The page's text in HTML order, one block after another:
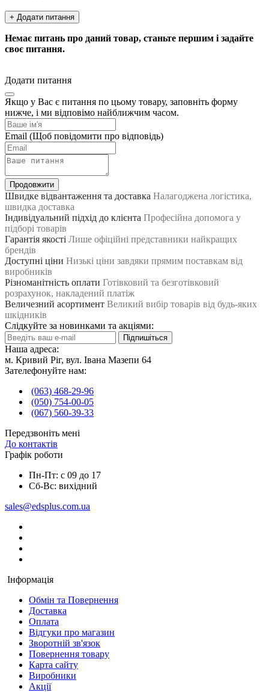
+ Додати питання
Немає питань про даний товар, станьте першим і задайте
своє питання.
Додати питання
Якщо у Вас є питання по цьому товару, заповніть форму
нижче, і ми відповімо найближчим часом.
Email (Щоб повідомити про відповідь)
Продовжити
Швидке відвантаження та доставка Налагоджена логістика,
швидка доставка
Індивідуальний підхід до клієнта Професійна допомога у
підборі товарів
Гарантія якості Лише офіційні представники найкращих
брендів
Доступні ціни Низькі ціни завдяки прямим поставкам від
виробників
Різноманітність оплати Готівковий та безготівковий
розрахунок, накладений платіж
Величезний асортимент Великий вибір товарів від будь-яких
шкідників
Слідкуйте за новинками та акціями:
Підпишіться
Наша адреса:
м. Кривий Ріг, вул. Івана Мазепи 64
Зателефонуйте нам:
(063) 468-29-96
(050) 754-00-05
(067) 560-39-33
Передзвоніть мені
До контактів
Графік роботи
Пн-Пт: с 09 до 17
Сб-Вс: вихідний
sales@edsplus.com.ua
Інформація
Обмін та Повернення
Доставка
Оплата
Відгуки про магазин
Зворотній зв'язок
Повернення товару
Карта сайту
Виробники
Акції